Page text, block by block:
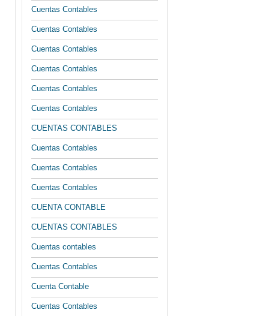
Cuentas Contables
Cuentas Contables
Cuentas Contables
Cuentas Contables
Cuentas Contables
Cuentas Contables
CUENTAS CONTABLES
Cuentas Contables
Cuentas Contables
Cuentas Contables
CUENTA CONTABLE
CUENTAS CONTABLES
Cuentas contables
Cuentas Contables
Cuenta Contable
Cuentas Contables